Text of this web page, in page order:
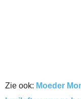
Zie ook: Moeder